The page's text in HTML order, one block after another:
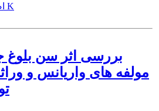
812.17 K
بررسی اثر سن بلوغ
مولفه های واریانس و